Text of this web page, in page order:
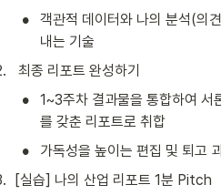
•
객관적 데이터와 나의 분석(의
내는 기술
. 최종 리포트 완성하기
•
1~3주차 결과물을 통합하여 서
를 갖춘 리포트로 취합
•
가독성을 높이는 편집 및 퇴고
. [실습] 나의 산업 리포트 1분 Pitch